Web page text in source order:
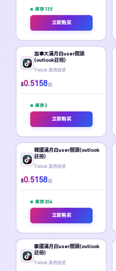
库存 135
立即购买
加拿大滿月白user開頭
(outlook註冊)
Tiktok 滿月白號
$0.5158 起
库存 2
立即购买
韓國滿月白user開頭(outlook
註冊)
Tiktok 滿月白號
$0.5158 起
库存 204
立即购买
泰國滿月白user開頭(outlook
註冊)
Tiktok 滿月白號